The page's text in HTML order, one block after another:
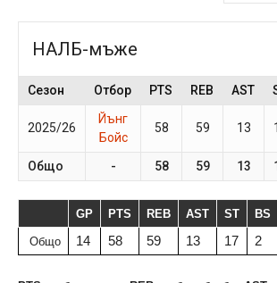
НАЛБ-мъже
Сезон Отбор PTS REB AST
2025/26
Йънг
Бойс
58 59 13
Общо - 58 59 13
GP PTS REB AST ST BS
Общо 14 58 59 13 17 2